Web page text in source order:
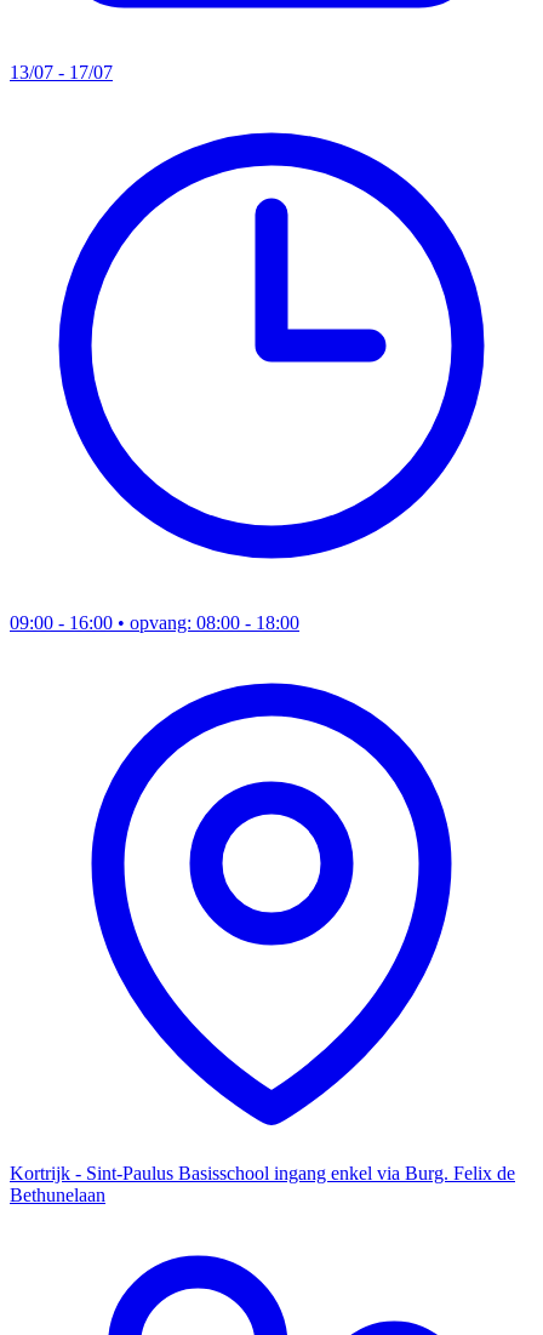
13/07 - 17/07
09:00 - 16:00 • opvang: 08:00 - 18:00
Kortrijk - Sint-Paulus Basisschool ingang enkel via Burg. Felix de
Bethunelaan